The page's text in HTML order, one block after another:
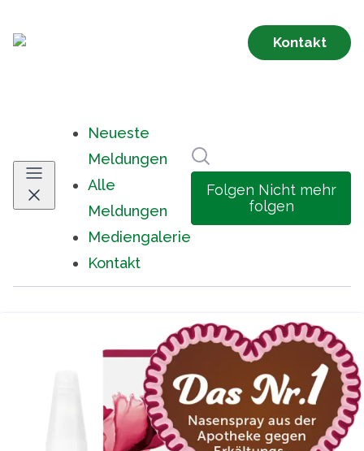
Neueste
Meldungen
Alle
Meldungen
Mediengalerie
Kontakt
Folgen Nicht mehr
folgen